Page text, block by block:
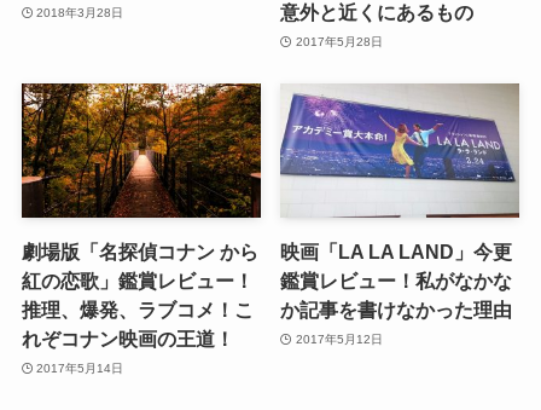
2018年3月28日
意外と近くにあるもの
2017年5月28日
劇場版「名探偵コナン から
紅の恋歌」鑑賞レビュー！
推理、爆発、ラブコメ！こ
れぞコナン映画の王道！
2017年5月14日
映画「LA LA LAND」今更
鑑賞レビュー！私がなかな
か記事を書けなかった理由
2017年5月12日